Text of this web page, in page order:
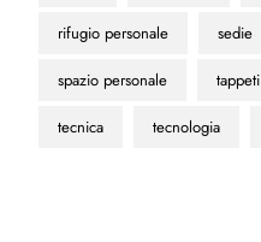
rifugio personale sedie
spazio personale tappeti
tecnica tecnologia